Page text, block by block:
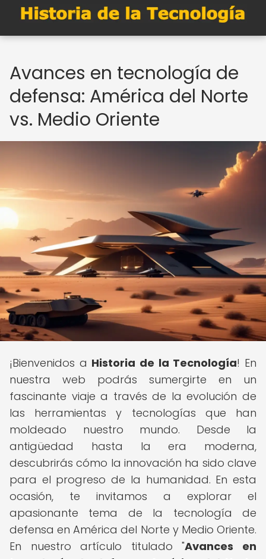
Avances en tecnología de
defensa: América del Norte
vs. Medio Oriente
¡Bienvenidos a Historia de la Tecnología! En
nuestra web podrás sumergirte en un
fascinante viaje a través de la evolución de
las herramientas y tecnologías que han
moldeado nuestro mundo. Desde la
antigüedad hasta la era moderna,
descubrirás cómo la innovación ha sido clave
para el progreso de la humanidad. En esta
ocasión, te invitamos a explorar el
apasionante tema de la tecnología de
defensa en América del Norte y Medio Oriente.
En nuestro artículo titulado "Avances en